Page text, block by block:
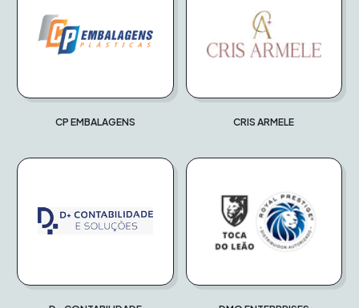
CP EMBALAGENS CRIS ARMELE